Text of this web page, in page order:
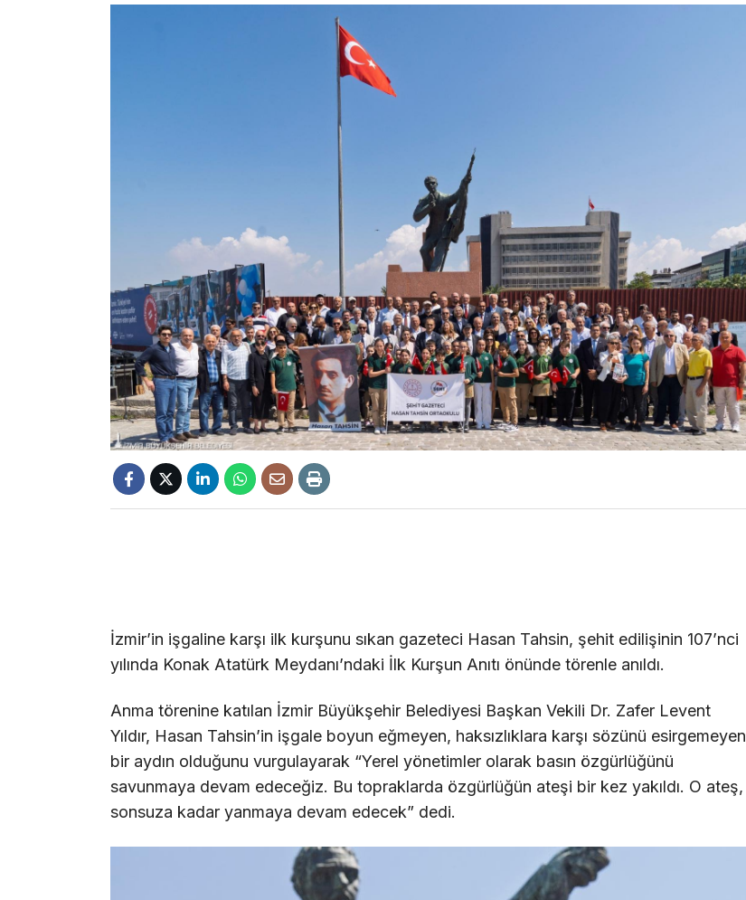
İzmir’in işgaline karşı ilk kurşunu sıkan gazeteci Hasan Tahsin, şehit edilişinin 107’nci
yılında Konak Atatürk Meydanı’ndaki İlk Kurşun Anıtı önünde törenle anıldı.
Anma törenine katılan İzmir Büyükşehir Belediyesi Başkan Vekili Dr. Zafer Levent
Yıldır, Hasan Tahsin’in işgale boyun eğmeyen, haksızlıklara karşı sözünü esirgemeyen
bir aydın olduğunu vurgulayarak “Yerel yönetimler olarak basın özgürlüğünü
savunmaya devam edeceğiz. Bu topraklarda özgürlüğün ateşi bir kez yakıldı. O ateş,
sonsuza kadar yanmaya devam edecek” dedi.